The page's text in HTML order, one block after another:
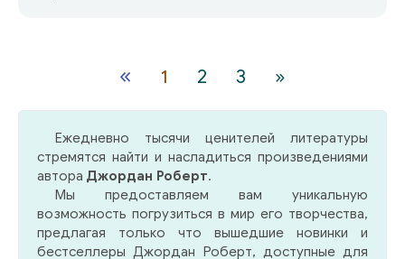
Калландор — Меч-Который-Не-Меч. Никто не
может прикоснуться к нему — но Пророчество
утверждает, что перед Последней Битвой с
силами Тьмы Возрожденный Дракон возьмет
Калландор, и это будет главным знаком того,
что Дракон воистину Возродился… Но хочет
ли Ранд брать на себя безмерную тяжесть
этого подвига? И сможет ли он отказаться от
своей великой миссии?
« 1 2 3 »
Ежедневно тысячи ценителей литературы
стремятся найти и насладиться произведениями
автора Джордан Роберт.
Мы предоставляем вам уникальную
возможность погрузиться в мир его творчества,
предлагая только что вышедшие новинки и
бестселлеры Джордан Роберт, доступные для